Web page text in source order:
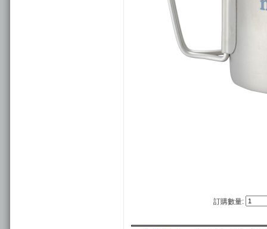
訂購數量: